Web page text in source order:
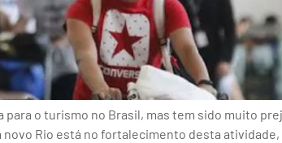
para o turismo no Brasil, mas tem sido muito
Rio está no fortalecimento desta